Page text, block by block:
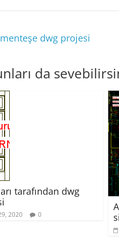
dwg projesi
da
tarafından dwg
2020 0